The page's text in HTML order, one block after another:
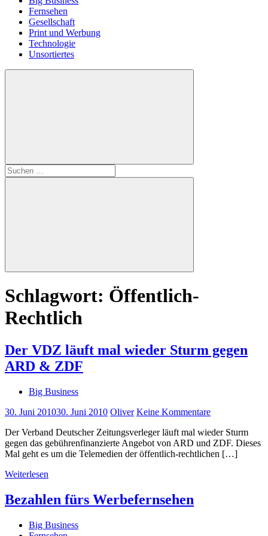
Fernsehen
Gesellschaft
Print und Werbung
Technologie
Unsortiertes
Suchen
nach:
Suchen
Schlagwort: Öffentlich-
Rechtlich
Der VDZ läuft mal wieder Sturm gegen
ARD & ZDF
Big Business
30. Juni 201030. Juni 2010 Oliver Keine Kommentare
Der Verband Deutscher Zeitungsverleger läuft mal wieder Sturm
gegen das gebührenfinanzierte Angebot von ARD und ZDF. Dieses
Mal geht es um die Telemedien der öffentlich-rechtlichen […]
Weiterlesen
Bezahlen fürs Werbefernsehen
Big Business